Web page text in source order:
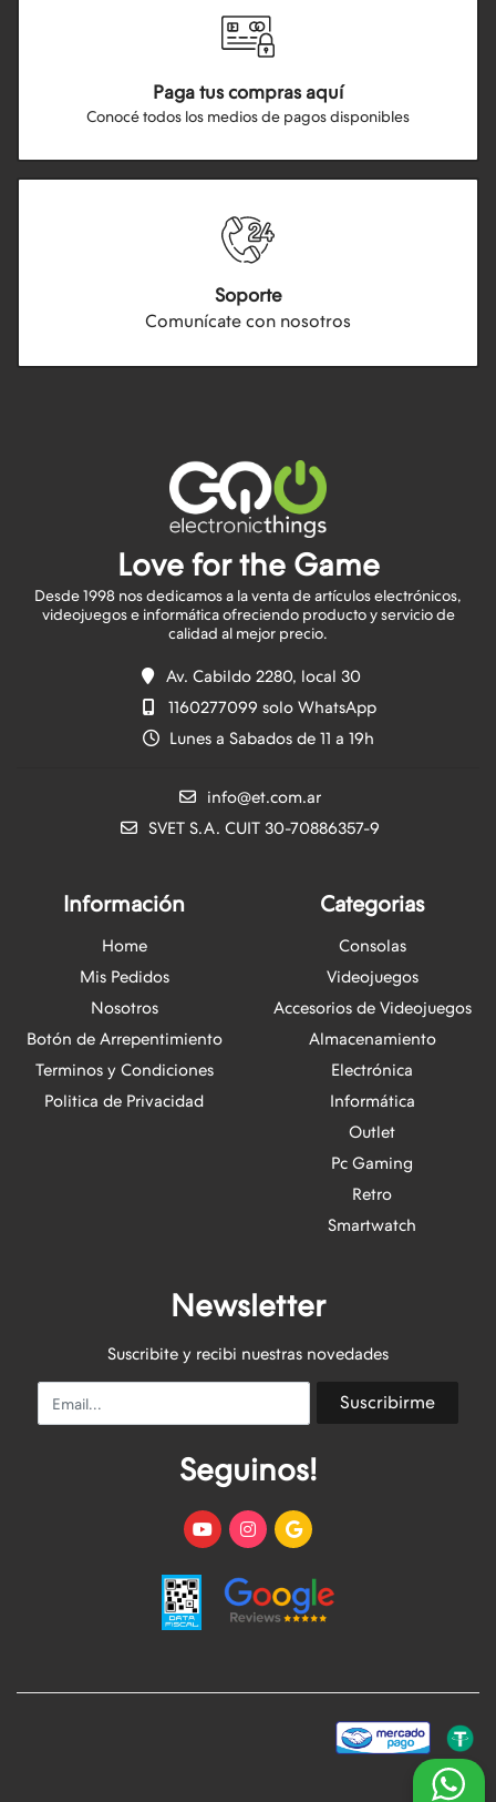
Paga tus compras aquí
Conocé todos los medios de pagos disponibles
Soporte
Comunícate con nosotros
Love for the Game
Desde 1998 nos dedicamos a la venta de artículos electrónicos,
videojuegos e informática ofreciendo producto y servicio de
Av. Cabildo 2280, local 30
1160277099 solo WhatsApp
Lunes a Sabados de 11 a 19h
info@et.com.ar
SVET S.A. CUIT 30-70886357-9
Información
Home
Mis Pedidos
Nosotros
Botón de Arrepentimiento
Terminos y Condiciones
Politica de Privacidad
Categorias
Consolas
Videojuegos
Accesorios de Videojuegos
Almacenamiento
Electrónica
Informática
Outlet
Pc Gaming
Retro
Smartwatch
Newsletter
Suscribite y recibi nuestras novedades
Email Suscribirme
Seguinos!